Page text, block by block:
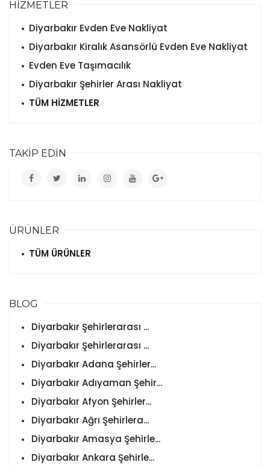
HİZMETLER
Diyarbakır Evden Eve Nakliyat
Diyarbakır Kiralık Asansörlü Evden Eve Nakliyat
Evden Eve Taşımacılık
Diyarbakır Şehirler Arası Nakliyat
TÜM HİZMETLER
TAKİP EDİN
ÜRÜNLER
TÜM ÜRÜNLER
BLOG
Diyarbakır Şehirlerarası ...
Diyarbakır Şehirlerarası ...
Diyarbakır Adana Şehirler...
Diyarbakır Adıyaman Şehir...
Diyarbakır Afyon Şehirler...
Diyarbakır Ağrı Şehirlera...
Diyarbakır Amasya Şehirle...
Diyarbakır Ankara Şehirle...